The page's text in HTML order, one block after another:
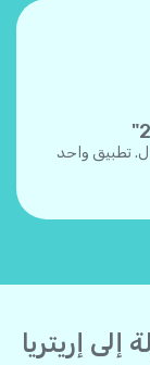
تطبيق واحد
إريتريا